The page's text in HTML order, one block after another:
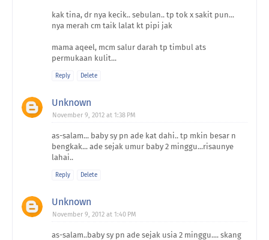
kak tina, dr nya kecik.. sebulan.. tp tok x sakit pun...
nya merah cm taik lalat kt pipi jak
mama aqeel, mcm salur darah tp timbul ats
permukaan kulit...
Reply Delete
Unknown
November 9, 2012 at 1:38 PM
as-salam... baby sy pn ade kat dahi.. tp mkin besar n
bengkak... ade sejak umur baby 2 minggu...risaunye
lahai..
Reply Delete
Unknown
November 9, 2012 at 1:40 PM
as-salam..baby sy pn ade sejak usia 2 minggu.... skang